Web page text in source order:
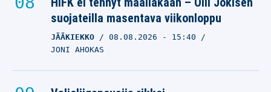
suojateilla masentava viikonloppu
JÄÄKIEKKO 08.08.2026 - 15:40
JONI AHOKAS